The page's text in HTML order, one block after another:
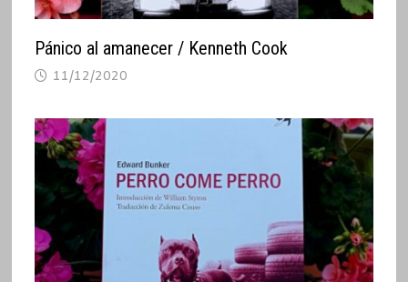
Pánico al amanecer / Kenneth Cook
11/12/2020